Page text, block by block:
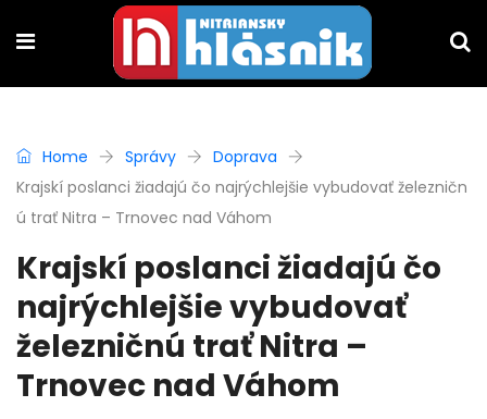
Home Správy
Doprava
Krajskí poslanci žiadajú čo najrýchlejšie vybudovať železničn
ú trať Nitra – Trnovec nad Váhom
Krajskí poslanci žiadajú čo
najrýchlejšie vybudovať
železničnú trať Nitra –
Trnovec nad Váhom